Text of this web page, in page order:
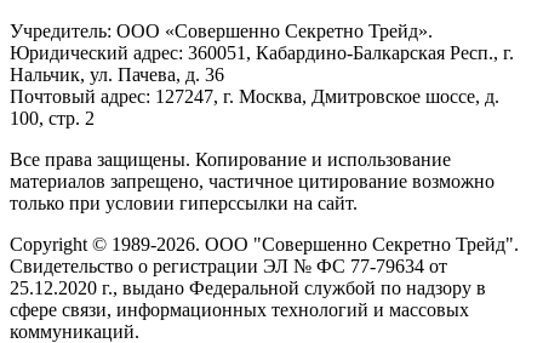
Учредитель: ООО «Совершенно Секретно Трейд».
Юридический адрес: 360051, Кабардино-Балкарская Респ., г.
Нальчик, ул. Пачева, д. 36
Почтовый адрес: 127247, г. Москва, Дмитровское шоссе, д.
100, стр. 2
Все права защищены. Копирование и использование
материалов запрещено, частичное цитирование возможно
только при условии гиперссылки на сайт.
Copyright © 1989-2026. ООО "Совершенно Секретно Трейд".
Свидетельство о регистрации ЭЛ № ФС 77-79634 от
25.12.2020 г., выдано Федеральной службой по надзору в
сфере связи, информационных технологий и массовых
коммуникаций.